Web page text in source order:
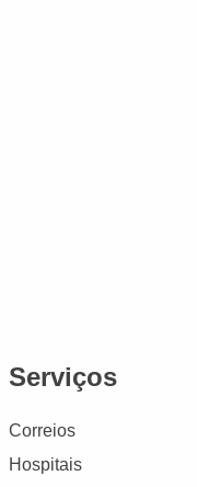
Serviços
Correios
Hospitais